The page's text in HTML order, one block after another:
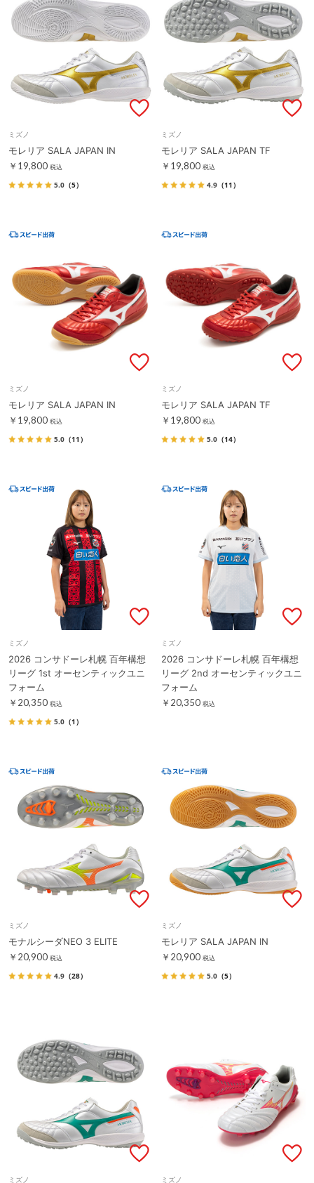
ミズノ
モレリア SALA JAPAN IN
￥19,800 税込
5.0 （5）
ミズノ
モレリア SALA JAPAN TF
￥19,800 税込
4.9 （11）
ミズノ
モレリア SALA JAPAN IN
￥19,800 税込
5.0 （11）
ミズノ
モレリア SALA JAPAN TF
￥19,800 税込
5.0 （14）
ミズノ
2026 コンサドーレ札幌 百年構想
リーグ 1st オーセンティックユニ
フォーム
￥20,350 税込
5.0 （1）
ミズノ
2026 コンサドーレ札幌 百年構想
リーグ 2nd オーセンティックユニ
フォーム
￥20,350 税込
ミズノ
モナルシーダNEO 3 ELITE
￥20,900 税込
4.9 （28）
ミズノ
モレリア SALA JAPAN IN
￥20,900 税込
5.0 （5）
ミズノ ミズノ